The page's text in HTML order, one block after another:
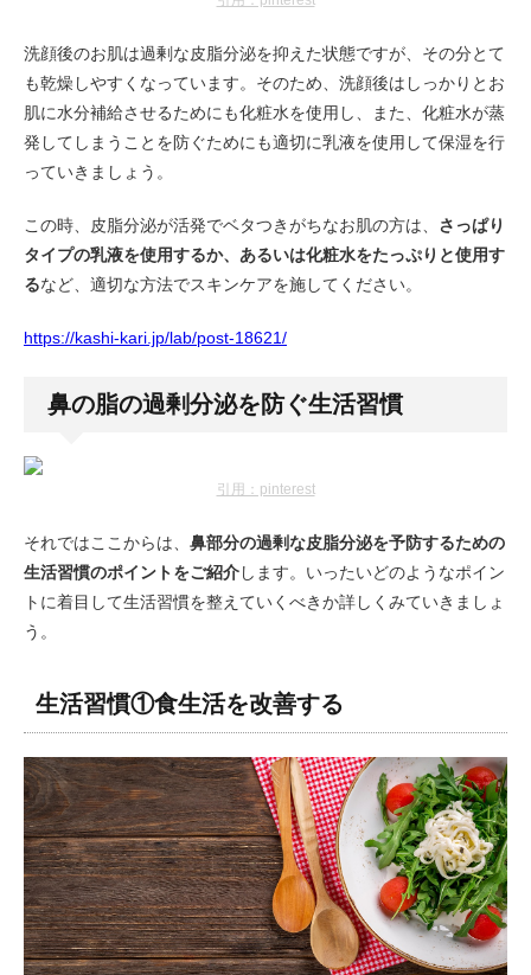
洗顔後のお肌は過剰な皮脂分泌を抑えた状態ですが、その分とて
も乾燥しやすくなっています。そのため、洗顔後はしっかりとお
肌に水分補給させるためにも化粧水を使用し、また、化粧水が蒸
発してしまうことを防ぐためにも適切に乳液を使用して保湿を行
っていきましょう。
この時、皮脂分泌が活発でベタつきがちなお肌の方は、 さっぱり
タイプの乳液を使用するか、あるいは化粧水をたっぷりと使用す
るなど、適切な方法でスキンケアを施してください。
https://kashi-kari.jp/lab/post-18621/
鼻の脂の過剰分泌を防ぐ生活習慣
引用：pinterest
それではここからは、 鼻部分の過剰な皮脂分泌を予防するための
生活習慣のポイントをご紹介します。いったいどのようなポイン
トに着目して生活習慣を整えていくべきか詳しくみていきましょ
う。
生活習慣①食生活を改善する